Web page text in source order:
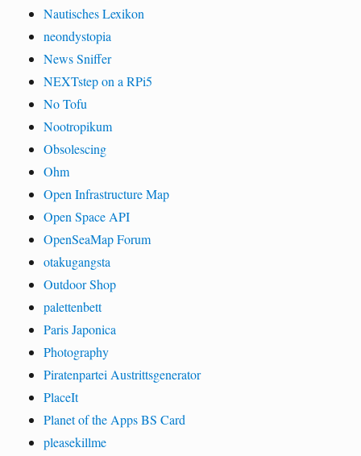
Nautisches Lexikon
neondystopia
News Sniffer
NEXTstep on a RPi5
No Tofu
Nootropikum
Obsolescing
Ohm
Open Infrastructure Map
Open Space API
OpenSeaMap Forum
otakugangsta
Outdoor Shop
palettenbett
Paris Japonica
Photography
Piratenpartei Austrittsgenerator
PlaceIt
Planet of the Apps BS Card
pleasekillme